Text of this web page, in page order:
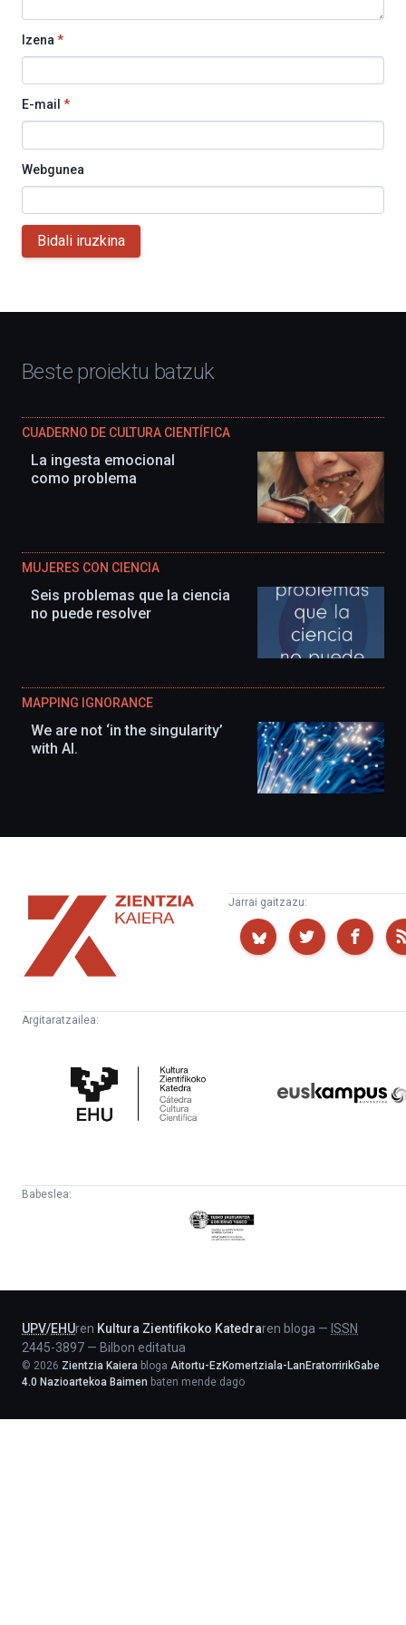
Izena *
E-mail *
Webgunea
Bidali iruzkina
Beste proiektu batzuk
CUADERNO DE CULTURA CIENTÍFICA
La ingesta emocional
como problema
MUJERES CON CIENCIA
Seis problemas que la ciencia
no puede resolver
MAPPING IGNORANCE
We are not ‘in the singularity’
with AI.
Zientzia
Kaiera
Jarrai gaitzazu:
Argitaratzailea:
Zientifikoko
Katedra
Babeslea:
Eusko
Jaurlaritza
UPV/EHUren Kultura Zientifikoko Katedraren bloga — ISSN
2445-3897 — Bilbon editatua
© 2026 Zientzia Kaiera bloga Aitortu-EzKomertziala-LanEratorririkGabe
4.0 Nazioartekoa Baimen baten mende dago